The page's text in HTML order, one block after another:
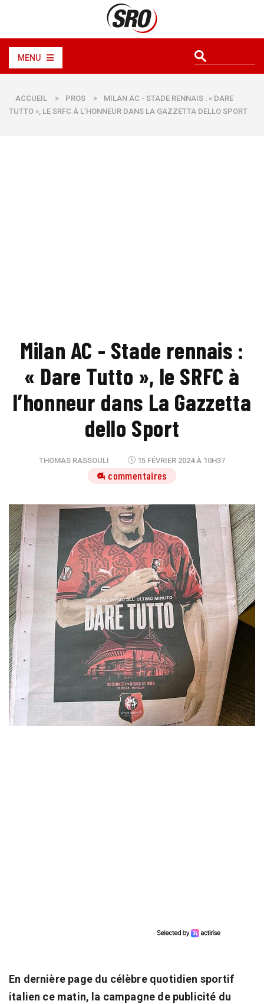
MENU
ACCUEIL > PROS >
MILAN AC - STADE RENNAIS : « DARE
TUTTO », LE SRFC À L’HONNEUR DANS LA GAZZETTA DELLO SPORT
Milan AC - Stade rennais :
« Dare Tutto », le SRFC à
l’honneur dans La Gazzetta
dello Sport
THOMAS RASSOULI 15 FÉVRIER 2024 À 10H37
4 commentaires
En dernière page du célèbre quotidien sportif
italien ce matin, la campagne de publicité du